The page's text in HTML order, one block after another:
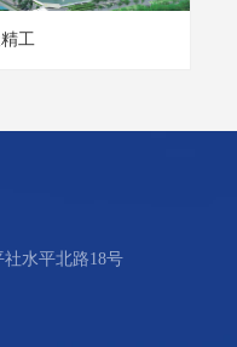
工
水平北路18号